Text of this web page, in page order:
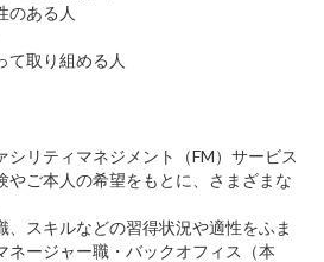
のある人
て取り組める人
シリティマネジメント（FM）サービス
やご本人の希望をもとに、さまざまな
、スキルなどの習得状況や適性をふま
ネージャー職・バックオフィス（本